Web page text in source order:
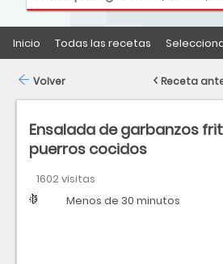
Inicio Todas las recetas
Ensalada de garbanzos
puerros cocidos
1602 visitas
Dificultad
Tiempo Menos de 30 minutos
Volver Receta